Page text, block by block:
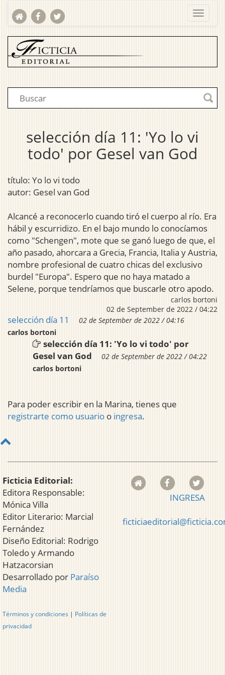
selección día 11: 'Yo lo vi
todo' por Gesel van God
título: Yo lo vi todo
autor: Gesel van God
Alcancé a reconocerlo cuando tiró el cuerpo al río. Era
hábil y escurridizo. En el bajo mundo lo conocíamos
como "Schengen", mote que se ganó luego de que, el
año pasado, ahorcara a Grecia, Francia, Italia y Austria,
nombre profesional de cuatro chicas del exclusivo
burdel "Europa". Espero que no haya matado a
Selene, porque tendríamos que buscarle otro apodo.
carlos bortoni
02 de September de 2022 / 04:22
selección día 11
02 de September de 2022 / 04:16
carlos bortoni
selección día 11: 'Yo lo vi todo' por
Gesel van God
02 de September de 2022 / 04:22
carlos bortoni
Para poder escribir en la Marina, tienes que
registrarte como usuario o ingresa.
Ficticia Editorial:
Editora Responsable:
Mónica Villa
Editor Literario: Marcial
Fernández
Diseño Editorial: Rodrigo
Toledo y Armando
Hatzacorsian
Desarrollado por Paraíso
Media
Términos y condiciones | Políticas de
privacidad
INGRESA